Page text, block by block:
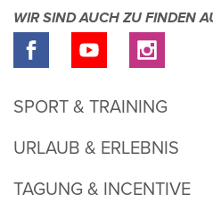
WIR SIND AUCH ZU FINDEN
SPORT & TRAINING
URLAUB & ERLEBNIS
TAGUNG & INCENTIVE